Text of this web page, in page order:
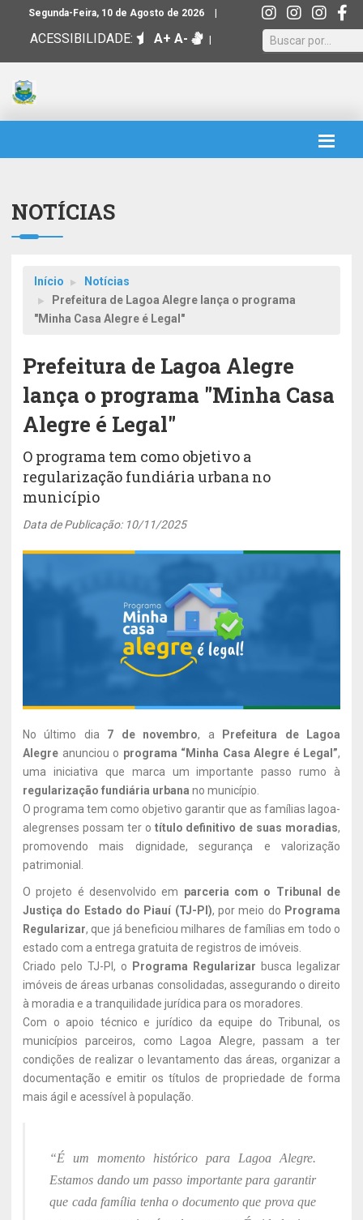
Segunda-Feira, 10 de Agosto de 2026 |
ACESSIBILIDADE: A+ A- |
NOTÍCIAS
Início
Notícias
Prefeitura de Lagoa Alegre lança o programa
"Minha Casa Alegre é Legal"
Prefeitura de Lagoa Alegre
lança o programa "Minha Casa
Alegre é Legal"
O programa tem como objetivo a
regularização fundiária urbana no
município
Data de Publicação: 10/11/2025
No último dia 7 de novembro, a
Prefeitura de Lagoa
Alegre anunciou o programa “Minha Casa Alegre é Legal”,
uma iniciativa que marca um importante passo rumo à
regularização fundiária urbana no município.
O programa tem como objetivo garantir que as famílias lagoa-
alegrenses possam ter o título definitivo de suas moradias,
promovendo mais dignidade, segurança e valorização
patrimonial.
O projeto é desenvolvido em parceria com o Tribunal de
Justiça do Estado do Piauí (TJ-PI), por meio do Programa
Regularizar, que já beneficiou milhares de famílias em todo o
estado com a entrega gratuita de registros de imóveis.
Criado pelo TJ-PI, o
Programa Regularizar busca legalizar
imóveis de áreas urbanas consolidadas, assegurando o direito
à moradia e a tranquilidade jurídica para os moradores.
Com o apoio técnico e jurídico da equipe do Tribunal, os
municípios parceiros, como Lagoa Alegre, passam a ter
condições de realizar o levantamento das áreas, organizar a
documentação e emitir os títulos de propriedade de forma
mais ágil e acessível à população.
“É um momento histórico para Lagoa Alegre.
Estamos dando um passo importante para garantir
que cada família tenha o documento que prova que